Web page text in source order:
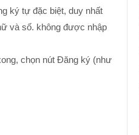
ký tự đặc biệt, duy nhất
và số. không được nhập
chọn nút Đăng ký (như